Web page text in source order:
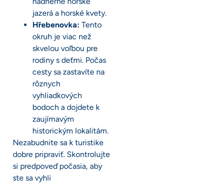
jazerá a horské kvety.
Hřebenovka: Tento
okruh je viac než
skvelou voľbou pre
rodiny s deťmi. Počas
cesty sa zastavíte na
rôznych
vyhliadkových
bodoch a dojdete k
zaujímavým
historickým lokalitám.
Nezabudnite sa k turistike
dobre pripraviť. Skontrolujte
si predpoveď počasia, aby
ste sa vyhli